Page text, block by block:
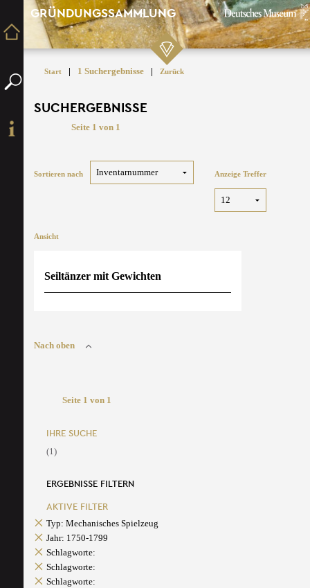
GRÜNDUNGSSAMMLUNG
Start | 1 Suchergebnisse | Zurück
SUCHERGEBNISSE
Seite 1 von 1
Sortieren nach Anzeige Treffer
Ansicht
Seiltänzer mit Gewichten
Nach oben
Seite 1 von 1
IHRE SUCHE
(1)
ERGEBNISSE FILTERN
AKTIVE FILTER
Typ: Mechanisches Spielzeug
Jahr: 1750-1799
Schlagworte:
Schlagworte:
Schlagworte: